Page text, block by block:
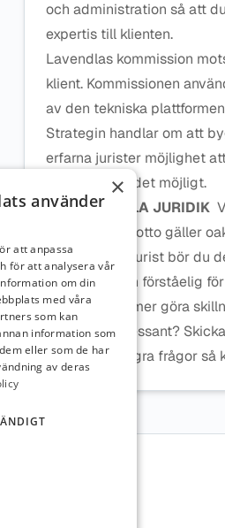
och administration så att
expertis till klienten.
Lavendlas kommission
klient. Kommissionen
av den tekniska
Strategin handlar om att
erfarna jurister möjlighet
plattform gör det möjligt.
OM LAVENDLA JURIDIK
. Vårt motto gäller
klienter. Som jurist bör du
tillgänglig och förståelig
kunskap kommer göra
Låter det intressant?
Om du har några frågor
×
använder
att anpassa
för att analysera vår
om din
med våra
som kan
information som
eller som de har
av deras